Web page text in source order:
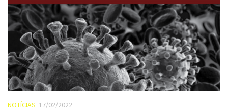
NOTÍCIAS 17/02/2022